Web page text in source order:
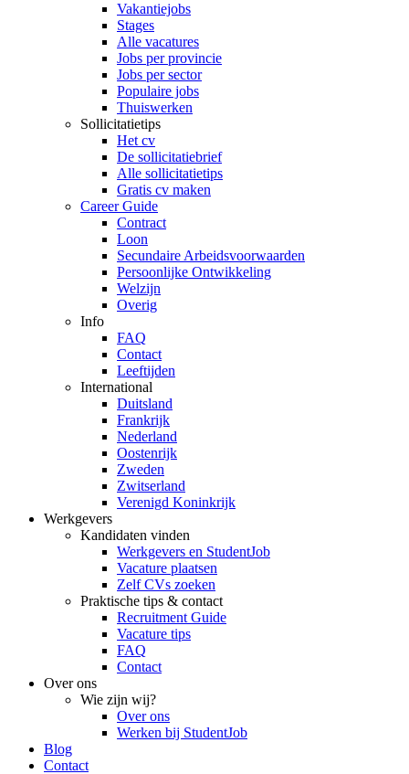
Vakantiejobs
Stages
Alle vacatures
Jobs per provincie
Jobs per sector
Populaire jobs
Thuiswerken
Sollicitatietips
Het cv
De sollicitatiebrief
Alle sollicitatietips
Gratis cv maken
Career Guide
Contract
Loon
Secundaire Arbeidsvoorwaarden
Persoonlijke Ontwikkeling
Welzijn
Overig
Info
FAQ
Contact
Leeftijden
International
Duitsland
Frankrijk
Nederland
Oostenrijk
Zweden
Zwitserland
Verenigd Koninkrijk
Werkgevers
Kandidaten vinden
Werkgevers en StudentJob
Vacature plaatsen
Zelf CVs zoeken
Praktische tips & contact
Recruitment Guide
Vacature tips
FAQ
Contact
Over ons
Wie zijn wij?
Over ons
Werken bij StudentJob
Blog
Contact